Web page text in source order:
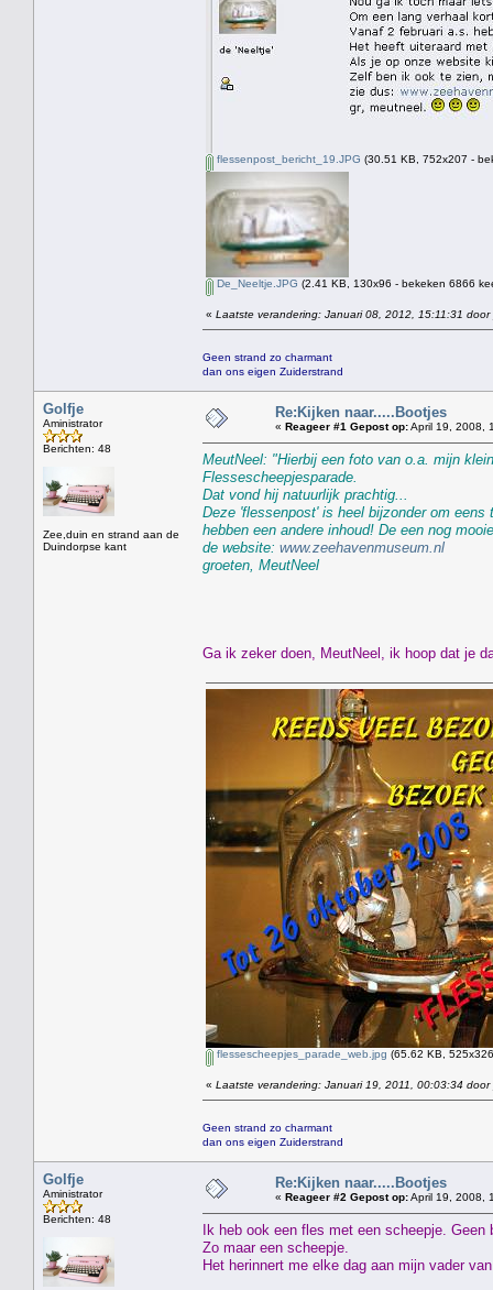
flessenpost_bericht_19.JPG (30.51 KB, 752x207 -
De_Neeltje.JPG (2.41 KB, 130x96 - bekeken 6866
« Laatste verandering: Januari 08, 2012, 15:11:31 door
Geen strand zo charmant
dan ons eigen Zuiderstrand
Golfje
Aministrator
Berichten: 48
Zee,duin en strand aan de
Duindorpse kant
Re:Kijken naar.....Bootjes
« Reageer #1 Gepost op:April 19, 2008,
MeutNeel: "Hierbij een foto van o.a. mijn
Flessescheepjesparade.
Dat vond hij natuurlijk prachtig...
Deze 'flessenpost' is heel bijzonder om
hebben een andere inhoud! De een nog
de website: www.zeehavenmuseum.nl
groeten, MeutNeel
Ga ik zeker doen, MeutNeel, ik hoop dat je
flessescheepjes_parade_web.jpg (65.62 KB,
« Laatste verandering: Januari 19, 2011, 00:03:34 door
Geen strand zo charmant
dan ons eigen Zuiderstrand
Golfje
Aministrator
Berichten: 48
Re:Kijken naar.....Bootjes
« Reageer #2 Gepost op:April 19, 2008,
Ik heb ook een fles met een scheepje. Geen
Zo maar een scheepje.
Het herinnert me elke dag aan mijn vader